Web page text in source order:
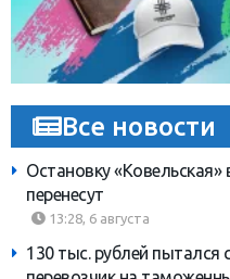
Все новости
Остановку «Ковельская»
перенесут
13:28, 6 августа
130 тыс. рублей пытался